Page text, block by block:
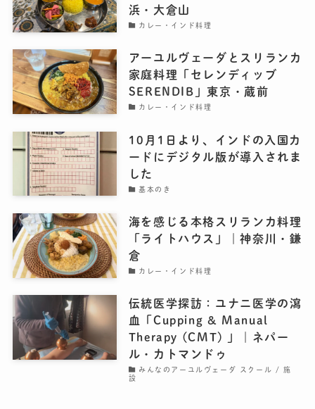
浜・大倉山
カレー・インド料理
アーユルヴェーダとスリランカ
家庭料理「セレンディッブ
SERENDIB」東京・蔵前
カレー・インド料理
10月1日より、インドの入国カ
ードにデジタル版が導入されま
した
基本のき
海を感じる本格スリランカ料理
「ライトハウス」｜神奈川・鎌
倉
カレー・インド料理
伝統医学探訪：ユナニ医学の瀉
血「Cupping & Manual
Therapy (CMT) 」｜ネパー
ル・カトマンドゥ
みんなのアーユルヴェーダ スクール / 施
設